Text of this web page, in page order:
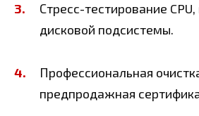
Стресс-тестирование
дисковой подсистемы.
Профессиональная
предпродажная